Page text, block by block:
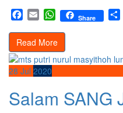
Facebook
EmailWhatsApp
Share
Read More
28 Jul 2020
Salam SANG